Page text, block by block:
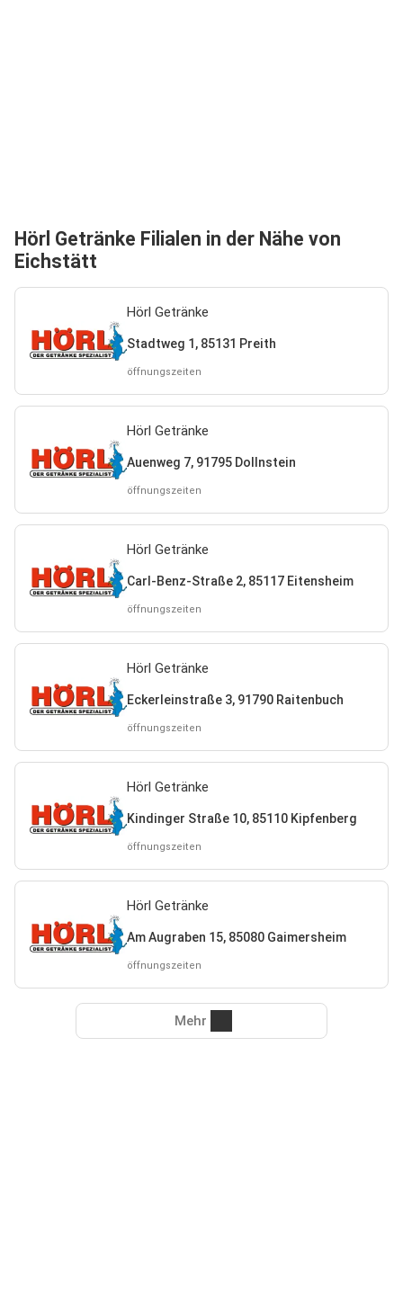
Hörl Getränke Filialen in der Nähe von
Eichstätt
Hörl Getränke
Stadtweg 1, 85131 Preith
öffnungszeiten
Hörl Getränke
Auenweg 7, 91795 Dollnstein
öffnungszeiten
Hörl Getränke
Carl-Benz-Straße 2, 85117 Eitensheim
öffnungszeiten
Hörl Getränke
Eckerleinstraße 3, 91790 Raitenbuch
öffnungszeiten
Hörl Getränke
Kindinger Straße 10, 85110 Kipfenberg
öffnungszeiten
Hörl Getränke
Am Augraben 15, 85080 Gaimersheim
öffnungszeiten
Mehr